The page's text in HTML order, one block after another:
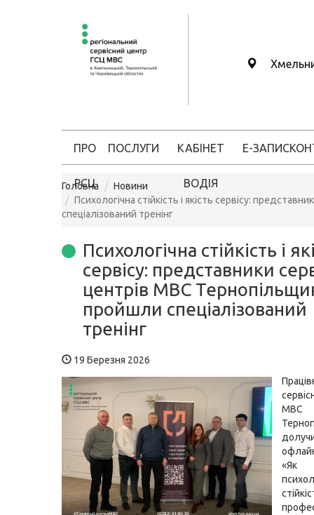
ПРО
РСЦ
ПОСЛУГИ КАБІНЕТ
ВОДІЯ
Е-ЗАПИС
Головна
Новини
Психологічна стійкість і якість сервісу:
спеціалізований тренінг
Психологічна стійкість і
сервісу: представники
центрів МВС
пройшли спеціалізований
тренінг
19 Березня 2026
МВС
«Як